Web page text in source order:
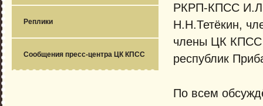
Реплики
Сообщения пресс-центра ЦК КПСС
РКРП-КПСС
Н.Н.Тетёкин,
члены ЦК КПСС
республик
По всем